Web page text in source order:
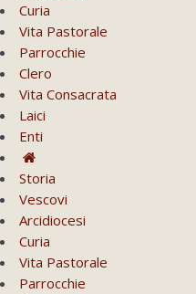
Curia
Vita Pastorale
Parrocchie
Clero
Vita Consacrata
Laici
Enti
Storia
Vescovi
Arcidiocesi
Curia
Vita Pastorale
Parrocchie